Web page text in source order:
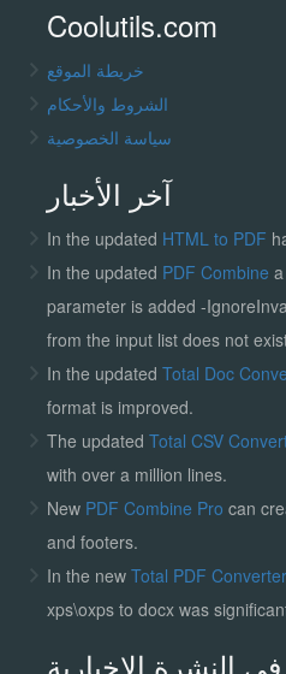
Coolutils.com
خريطة الموقع
الشروط والأحكام
سياسة الخصوصية
آخر الأخبار
In the updated HTML to PDF
In the updated PDF Combine
parameter is added -
from the input list does not
In the updated Total Doc
format is improved.
The updated Total CSV
with over a million lines.
New PDF Combine Pro can
and footers.
In the new Total PDF Converter
xps\oxps to docx was
النشرة الإخبارية